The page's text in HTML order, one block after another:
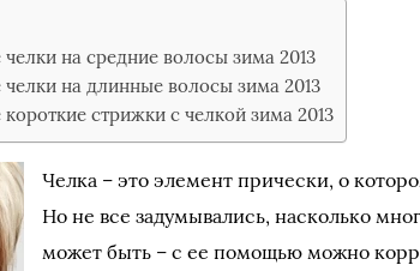
на средние волосы зима 2013
на длинные волосы зима 2013
стрижки с челкой зима 2013
Челка – это элемент прически, о
Но не все задумывались, насколько
может быть – с ее помощью можно